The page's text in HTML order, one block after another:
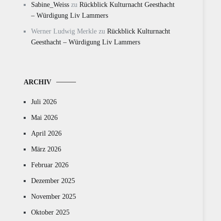
Sabine_Weiss zu Rückblick Kulturnacht Geesthacht
– Würdigung Liv Lammers
Werner Ludwig Merkle zu Rückblick Kulturnacht
Geesthacht – Würdigung Liv Lammers
ARCHIV
Juli 2026
Mai 2026
April 2026
März 2026
Februar 2026
Dezember 2025
November 2025
Oktober 2025